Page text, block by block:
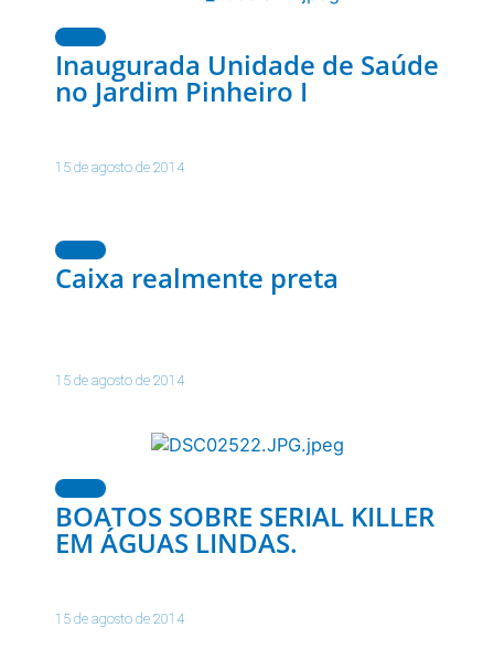
Inaugurada Unidade de Saúde
no Jardim Pinheiro I
15 de agosto de 2014
Caixa realmente preta
15 de agosto de 2014
BOATOS SOBRE SERIAL KILLER
EM ÁGUAS LINDAS.
15 de agosto de 2014